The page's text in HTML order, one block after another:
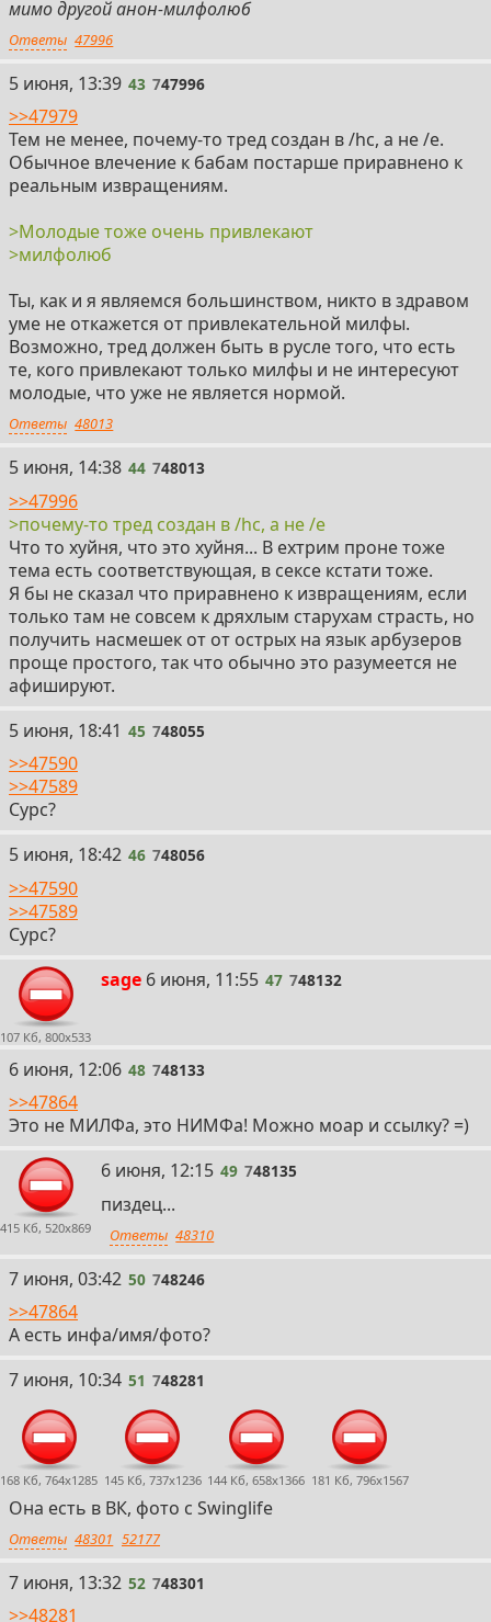
мимо другой анон-милфолюб
Ответы 47996
43
5 июня, 13:39 43 747996
>>47979
Тем не менее, почему-то тред создан в /hc, а не /e.
Обычное влечение к бабам постарше приравнено к
реальным извращениям.
>Молодые тоже очень привлекают
>милфолюб
Ты, как и я являемся большинством, никто в здравом
уме не откажется от привлекательной милфы.
Возможно, тред должен быть в русле того, что есть
те, кого привлекают только милфы и не интересуют
молодые, что уже не является нормой.
Ответы 48013
44
5 июня, 14:38 44 748013
>>47996
>почему-то тред создан в /hc, а не /e
Что то хуйня, что это хуйня... В ехтрим проне тоже
тема есть соответствующая, в сексе кстати тоже.
Я бы не сказал что приравнено к извращениям, если
только там не совсем к дряхлым старухам страсть, но
получить насмешек от от острых на язык арбузеров
проще простого, так что обычно это разумеется не
афишируют.
45
5 июня, 18:41 45 748055
>>47590
>>47589
Сурс?
46
5 июня, 18:42 46 748056
>>47590
>>47589
Сурс?
107 Кб, 800x533
sage 47
6 июня, 11:55 47 748132
48
6 июня, 12:06 48 748133
>>47864
Это не МИЛФа, это НИМФа! Можно моар и ссылку? =)
415 Кб, 520x869
49
6 июня, 12:15 49 748135
пиздец...
Ответы 48310
50
7 июня, 03:42 50 748246
>>47864
А есть инфа/имя/фото?
51
7 июня, 10:34 51 748281
168 Кб, 764x1285 145 Кб, 737x1236 144 Кб, 658x1366 181 Кб, 796x1567
Она есть в ВК, фото с Swinglife
Ответы 48301 52177
52
7 июня, 13:32 52 748301
>>48281